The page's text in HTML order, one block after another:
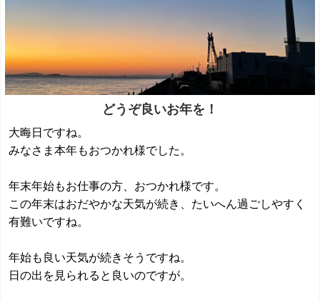
どうぞ良いお年を！
大晦日ですね。
みなさま本年もおつかれ様でした。
年末年始もお仕事の方、おつかれ様です。
この年末はおだやかな天気が続き、たいへん過ごしやすく
有難いですね。
年始も良い天気が続きそうですね。
日の出を見られると良いのですが。